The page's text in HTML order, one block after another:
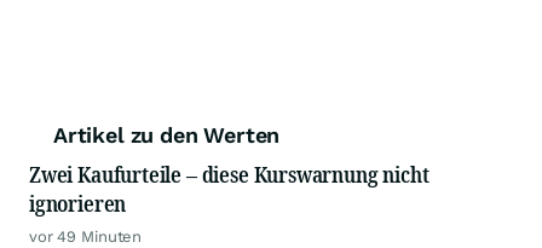
Artikel zu den Werten
Zwei Kaufurteile – diese Kurswarnung nicht
ignorieren
vor 49 Minuten